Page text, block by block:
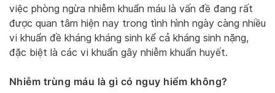
việc phòng ngừa nhiễm khuẩn máu là vấn đề đang rất
được quan tâm hiện nay trong tình hình ngày càng nhiều
vi khuẩn đề kháng kháng sinh kể cả kháng sinh nặng,
đặc biệt là các vi khuẩn gây nhiễm khuẩn huyết.
Nhiễm trùng máu là gì có nguy hiểm không?